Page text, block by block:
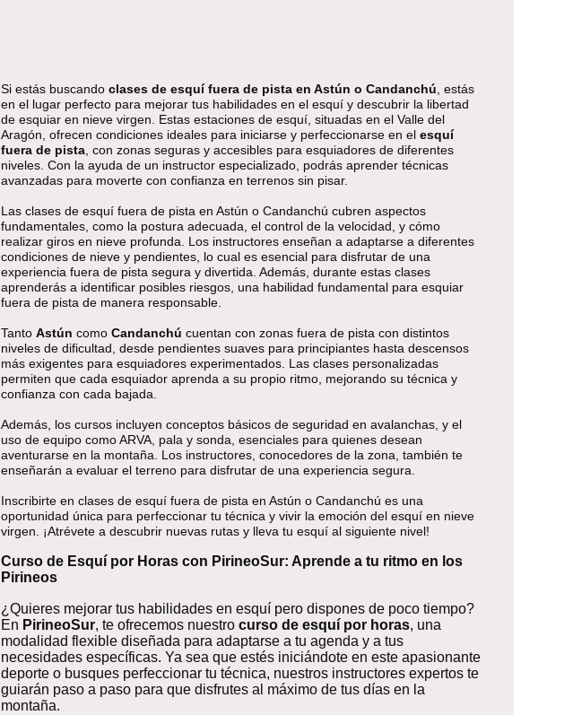
Si estás buscandoclases de esquí fuera de pista en Astún o Candanchú , estás
en el lugar perfecto para mejorar tus habilidades en el esquí y descubrir la libertad
de esquiar en nieve virgen. Estas estaciones de esquí, situadas en el Valle del
Aragón, ofrecen condiciones ideales para iniciarse y perfeccionarse en elesquí
fuera de pista , con zonas seguras y accesibles para esquiadores de diferentes
niveles. Con la ayuda de un instructor especializado, podrás aprender técnicas
avanzadas para moverte con confianza en terrenos sin pisar.
Las clases de esquí fuera de pista en Astún o Candanchú cubren aspectos
fundamentales, como la postura adecuada, el control de la velocidad, y cómo
realizar giros en nieve profunda. Los instructores enseñan a adaptarse a diferentes
condiciones de nieve y pendientes, lo cual es esencial para disfrutar de una
experiencia fuera de pista segura y divertida. Además, durante estas clases
aprenderás a identificar posibles riesgos, una habilidad fundamental para esquiar
fuera de pista de manera responsable.
TantoAstún comoCandanchú cuentan con zonas fuera de pista con distintos
niveles de dificultad, desde pendientes suaves para principiantes hasta descensos
más exigentes para esquiadores experimentados. Las clases personalizadas
permiten que cada esquiador aprenda a su propio ritmo, mejorando su técnica y
confianza con cada bajada.
Además, los cursos incluyen conceptos básicos de seguridad en avalanchas, y el
uso de equipo como ARVA, pala y sonda, esenciales para quienes desean
aventurarse en la montaña. Los instructores, conocedores de la zona, también te
enseñarán a evaluar el terreno para disfrutar de una experiencia segura.
Inscribirte en clases de esquí fuera de pista en Astún o Candanchú es una
oportunidad única para perfeccionar tu técnica y vivir la emoción del esquí en nieve
virgen. ¡Atrévete a descubrir nuevas rutas y lleva tu esquí al siguiente nivel!
Curso de Esquí por Horas con PirineoSur: Aprende a tu ritmo en los
Pirineos
¿Quieres mejorar tus habilidades en esquí pero dispones de poco tiempo?
En PirineoSur, te ofrecemos nuestrocurso de esquí por horas, una
modalidad flexible diseñada para adaptarse a tu agenda y a tus
necesidades específicas. Ya sea que estés iniciándote en este apasionante
deporte o busques perfeccionar tu técnica, nuestros instructores expertos te
guiarán paso a paso para que disfrutes al máximo de tus días en la
montaña.